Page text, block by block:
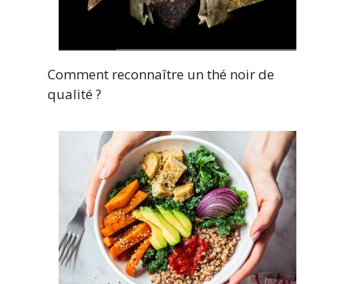
Comment reconnaître un thé noir de
qualité ?